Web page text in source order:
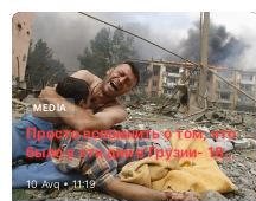
MEDİA
Просто вспомнить о том, что
было в эти дни в Грузии- 18
лет назад, 8 августа 2008
года…
10 Avq • 11:19